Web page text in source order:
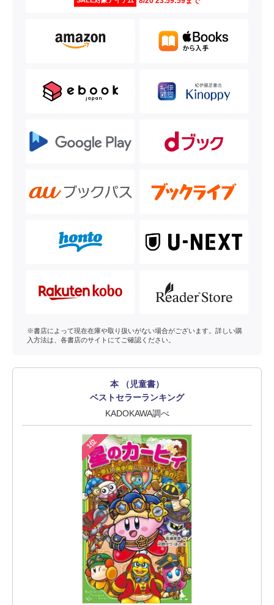
※書店によって現在在庫や取り扱いがない場合がございます。詳しい購
入方法は、各書店のサイトにてご確認ください。
本 （児童書）
ベストセラーランキング
KADOKAWA調べ
1位